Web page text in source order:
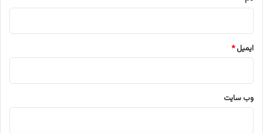
ایمیل*
وب‌ سایت